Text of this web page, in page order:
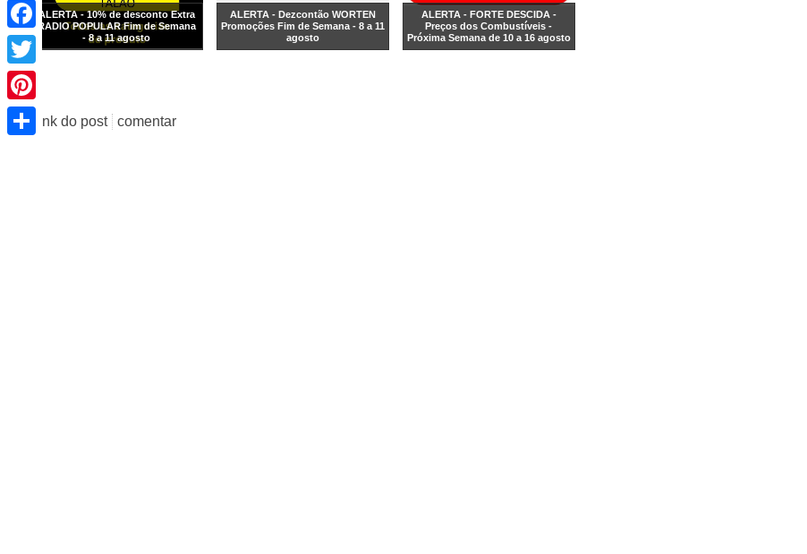
ALERTA - 10% de desconto Extra
RADIO POPULAR Fim de Semana
- 8 a 11 agosto
ALERTA - Dezcontão WORTEN
Promoções Fim de Semana - 8 a 11
agosto
ALERTA - FORTE DESCIDA -
Preços dos Combustíveis -
Próxima Semana de 10 a 16 agosto
link do post comentar
Facebook